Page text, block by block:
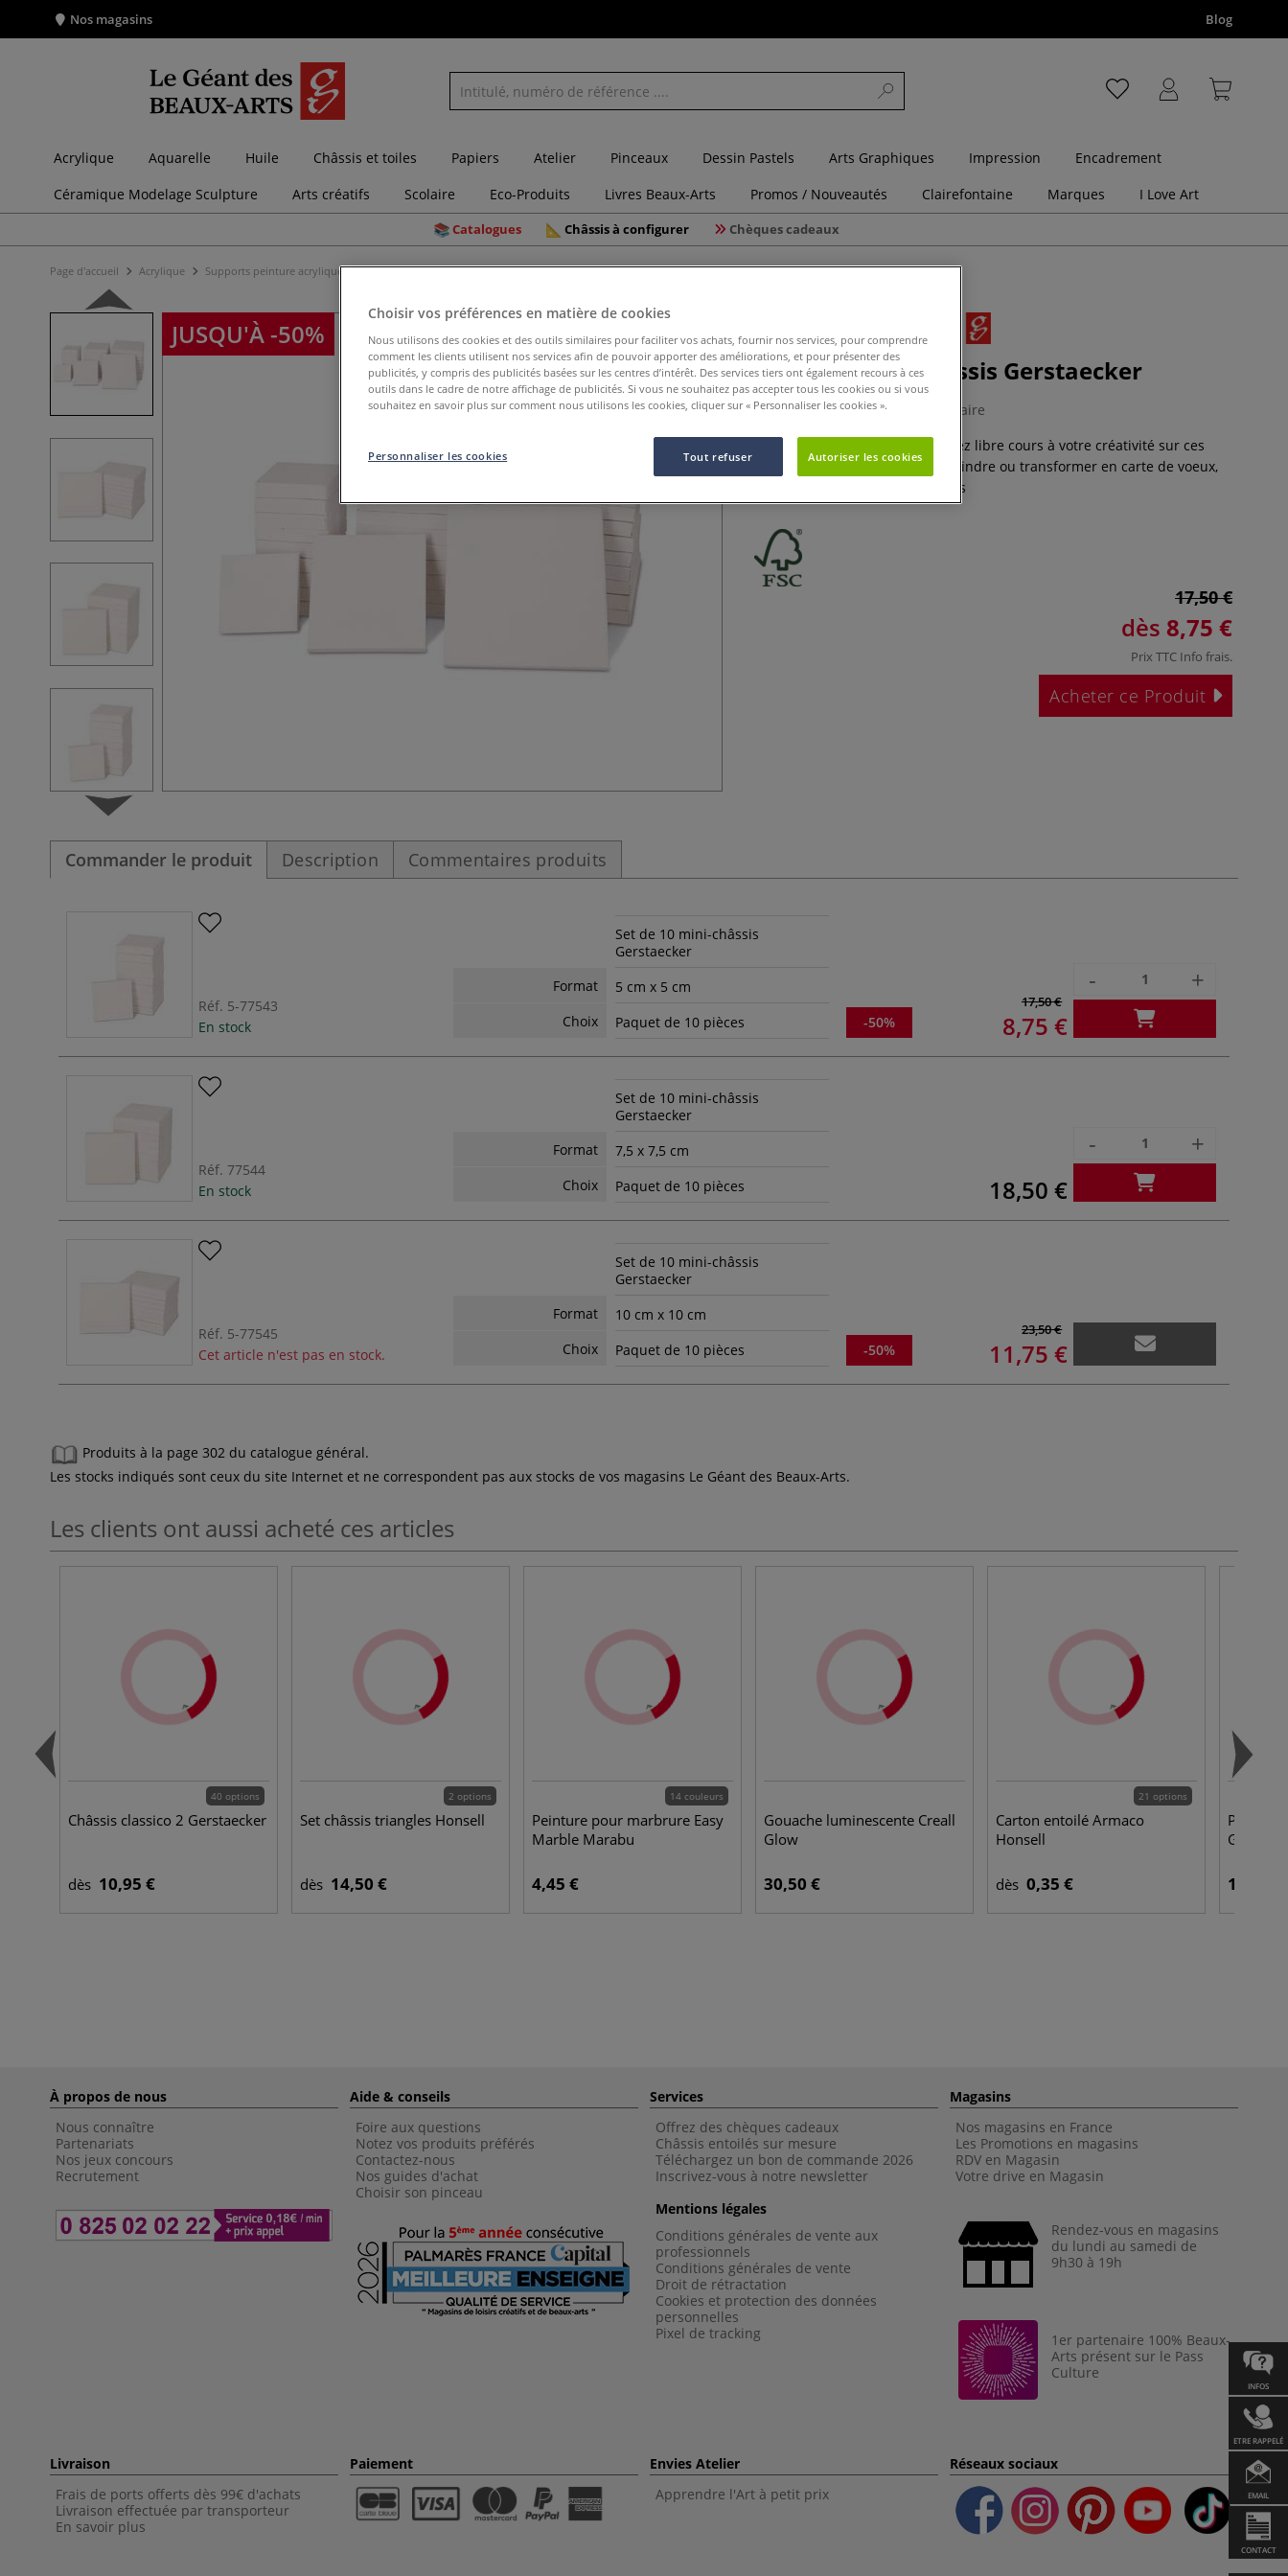
INFOS
ETRE RAPPELÉ
EMAIL
CONTACT
Nos magasins Blog
Acrylique Aquarelle Huile Châssis et toiles Papiers Atelier Pinceaux Dessin Pastels Arts Graphiques Impression
Encadrement
Céramique Modelage Sculpture
Arts créatifs Scolaire Eco-Produits Livres Beaux-Arts Promos / Nouveautés Clairefontaine Marques I Love Art
Catalogues Châssis à configurer Chèques cadeaux
Page d'accueil Acrylique Supports peinture acrylique Châssis entoilés pour l'acrylique Set de 10 mini-châssis Gerstaecker
JUSQU'À -50%
Set de 10 mini-châssis Gerstaecker
1 Commentaire
Paquet de 10 mini-châssis. Laissez libre cours à votre créativité sur ces
mini-châssis que vous pouvez peindre ou transformer en carte de voeux,
Plus
17,50 €
dès 8,75 €
Prix TTC Info frais.
Acheter ce Produit
Commander le produit Description Commentaires produits
Réf. 5-77543
En stock
Set de 10 mini-châssis
Gerstaecker
Format
5 cm x 5 cm
Choix
Paquet de 10 pièces
17,50 €
8,75 €
-50%
- +
Réf. 77544
En stock
Set de 10 mini-châssis
Gerstaecker
Format
7,5 x 7,5 cm
Choix
Paquet de 10 pièces 18,50 €
- +
Réf. 5-77545
Cet article n'est pas en stock.
Set de 10 mini-châssis
Gerstaecker
Format
10 cm x 10 cm
Choix
Paquet de 10 pièces
23,50 €
11,75 €
-50%
Produits à la page 302 du catalogue général.
Les stocks indiqués sont ceux du site Internet et ne correspondent pas aux stocks de vos magasins Le Géant des Beaux-Arts.
Les clients ont aussi acheté ces articles
40 options
Châssis classico 2 Gerstaecker
dès 10,95 €
2 options
Set châssis triangles Honsell
dès 14,50 €
14 couleurs
Peinture pour marbrure Easy
Marble Marabu
4,45 €
Gouache luminescente Creall
Glow
30,50 €
21 options
Carton entoilé Armaco
Honsell
dès 0,35 €
Papier
18,50 €
À propos de nous
Nous connaître
Partenariats
Nos jeux concours
Recrutement
Aide & conseils
Foire aux questions
Notez vos produits préférés
Contactez-nous
Nos guides d'achat
Choisir son pinceau
Services
Offrez des chèques cadeaux
Châssis entoilés sur mesure
Téléchargez un bon de commande 2026
Inscrivez-vous à notre newsletter
Mentions légales
Conditions générales de vente aux
professionnels
Conditions générales de vente
Droit de rétractation
Cookies et protection des données
personnelles
Pixel de tracking
Magasins
Nos magasins en France
Les Promotions en magasins
RDV en Magasin
Votre drive en Magasin
Rendez-vous en magasins
du lundi au samedi de
9h30 à 19h
1er partenaire 100% Beaux-
Arts présent sur le Pass
Culture
Livraison
Frais de ports offerts dès 99€ d'achats
Livraison effectuée par transporteur
En savoir plus
Paiement
Envies Atelier
Apprendre l'Art à petit prix
Réseaux sociaux
Choisir vos préférences en matière de cookies
Nous utilisons des cookies et des outils similaires pour faciliter vos achats, fournir nos services, pour comprendre
comment les clients utilisent nos services afin de pouvoir apporter des améliorations, et pour présenter des
publicités, y compris des publicités basées sur les centres d’intérêt. Des services tiers ont également recours à ces
outils dans le cadre de notre affichage de publicités. Si vous ne souhaitez pas accepter tous les cookies ou si vous
souhaitez en savoir plus sur comment nous utilisons les cookies, cliquer sur « Personnaliser les cookies ».
Tout refuser Autoriser les cookies
Personnaliser les cookies